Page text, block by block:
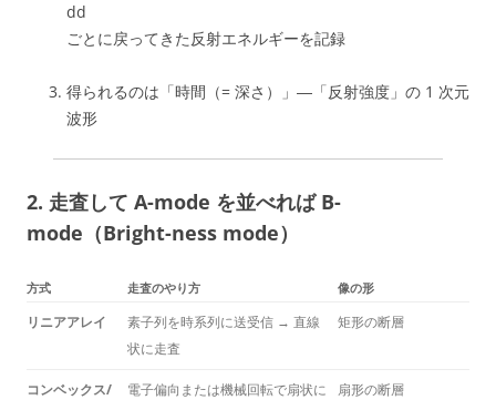
dd
ごとに戻ってきた反射エネルギーを記録
得られるのは「時間（= 深さ）」―「反射強度」の 1 次元
波形
2. 走査して A-mode を並べれば B-
mode（Bright-ness mode）
方式 走査のやり方 像の形
リニアアレイ
素子列を時系列に送受信 → 直線
状に走査
矩形の断層
コンベックス/
電子偏向または機械回転で扇状に
扇形の断層